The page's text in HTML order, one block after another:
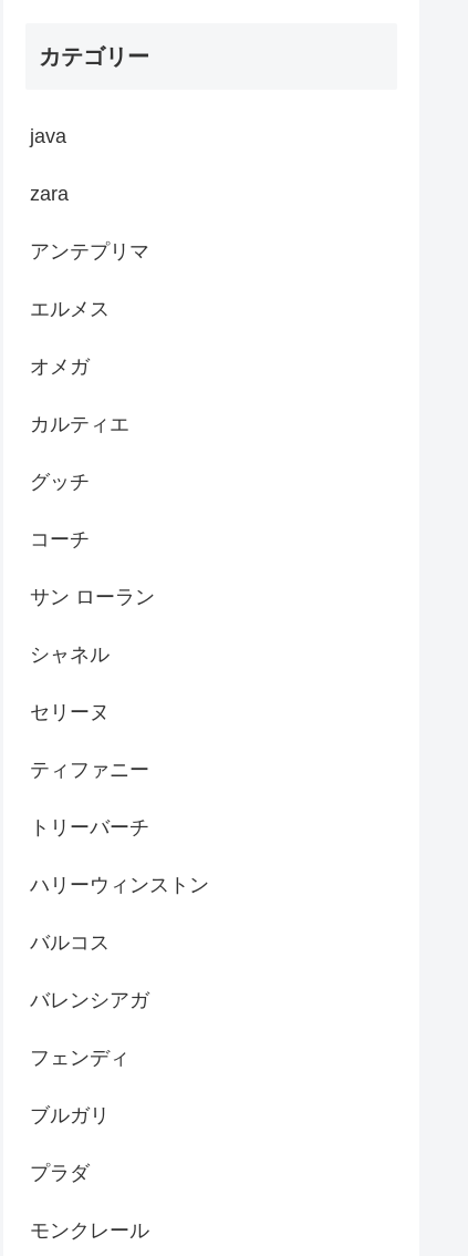
カテゴリー
java
zara
アンテプリマ
エルメス
オメガ
カルティエ
グッチ
コーチ
サン ローラン
シャネル
セリーヌ
ティファニー
トリーバーチ
ハリーウィンストン
バルコス
バレンシアガ
フェンディ
ブルガリ
プラダ
モンクレール